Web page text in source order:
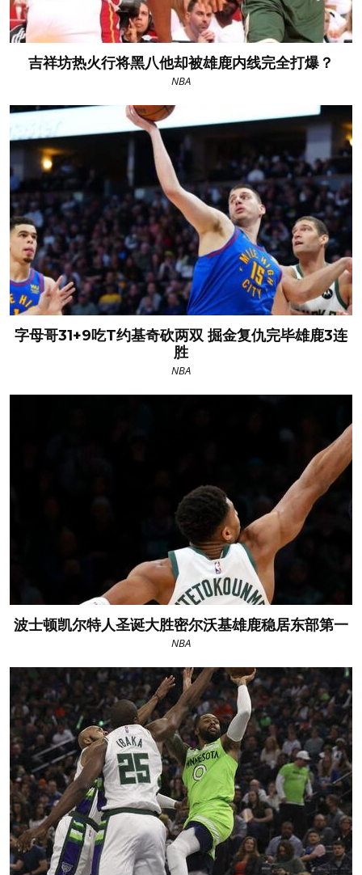
吉祥坊热火行将黑八他却被雄鹿内线完全打爆？
NBA
字母哥31+9吃T约基奇砍两双 掘金复仇完毕雄鹿3连
胜
NBA
波士顿凯尔特人圣诞大胜密尔沃基雄鹿稳居东部第一
NBA